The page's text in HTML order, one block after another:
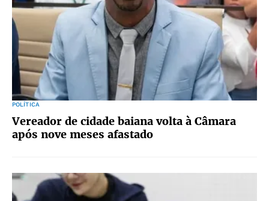
POLÍTICA
Vereador de cidade baiana volta à Câmara
após nove meses afastado